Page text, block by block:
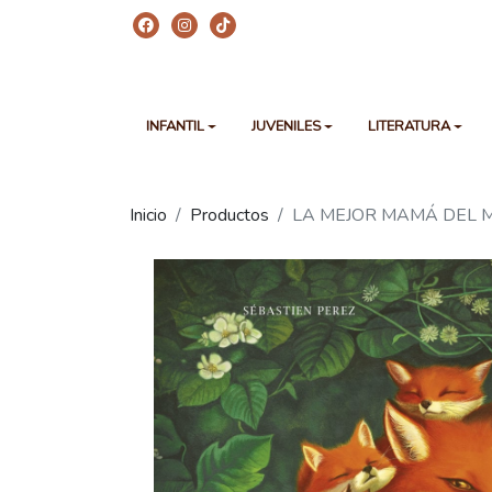
INFANTIL JUVENILES LITERATURA
Inicio Productos LA MEJOR MAMÁ DEL